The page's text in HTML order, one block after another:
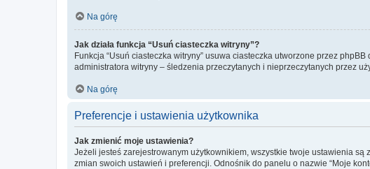
Na górę
Jak działa funkcja “Usuń ciasteczka witryny”?
Funkcja “Usuń ciasteczka witryny” usuwa ciasteczka utworzone przez
administratora witryny – śledzenia przeczytanych i nieprzeczytanych przez
Na górę
Preferencje i ustawienia użytkownika
Jak zmienić moje ustawienia?
Jeżeli jesteś zarejestrowanym użytkownikiem, wszystkie twoje ustawienia
zmian swoich ustawień i preferencji. Odnośnik do panelu o nazwie “Moje